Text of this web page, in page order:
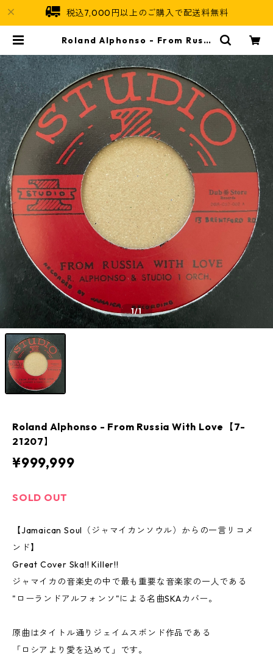
税込7,000円以上のご購入で配送料無料
Roland Alphonso - From Russi
aican Soul
1/1
Roland Alphonso - From Russia With Love【7-
21207】
¥999,999
SOLD OUT
【Jamaican Soul（ジャマイカンソウル）からの一言リコメ
ンド】
Great Cover Ska!! Killer!!
ジャマイカの音楽史の中で最も重要な音楽家の一人である
"ローランドアルフォンソ"による名曲SKAカバー。
原曲はタイトル通りジェイムスボンド作品である
「ロシアより愛を込めて」です。